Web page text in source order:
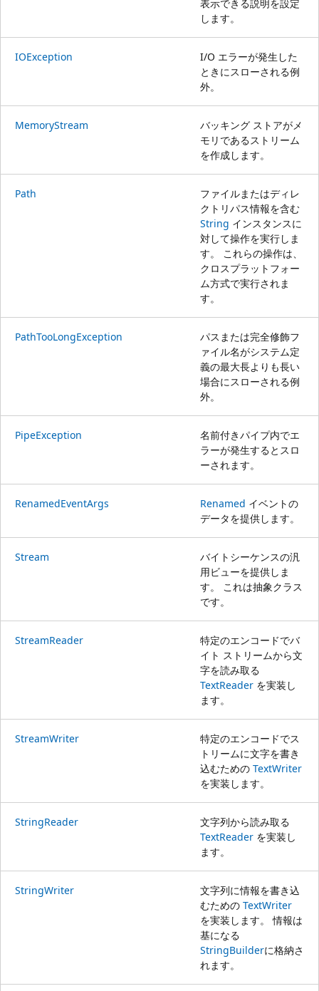
表示できる説明を設定
します。
IOException
I/O エラーが発生した
ときにスローされる例
外。
MemoryStream
バッキング ストアがメ
モリであるストリーム
を作成します。
Path
ファイルまたはディレ
クトリパス情報を含む
String インスタンスに
対して操作を実行しま
す。 これらの操作は、
クロスプラットフォー
ム方式で実行されま
す。
PathTooLongException
パスまたは完全修飾フ
ァイル名がシステム定
義の最大長よりも長い
場合にスローされる例
外。
PipeException
名前付きパイプ内でエ
ラーが発生するとスロ
ーされます。
RenamedEventArgs Renamed イベントの
データを提供します。
Stream
バイトシーケンスの汎
用ビューを提供しま
す。 これは抽象クラス
です。
StreamReader
特定のエンコードでバ
イト ストリームから文
字を読み取る
TextReader を実装し
ます。
StreamWriter
特定のエンコードでス
トリームに文字を書き
込むための TextWriter
を実装します。
StringReader
文字列から読み取る
TextReader を実装し
ます。
StringWriter
文字列に情報を書き込
むための TextWriter
を実装します。 情報は
基になる
StringBuilderに格納さ
れます。